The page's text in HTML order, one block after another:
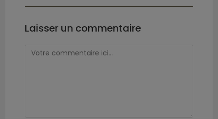
Laisser un commentaire